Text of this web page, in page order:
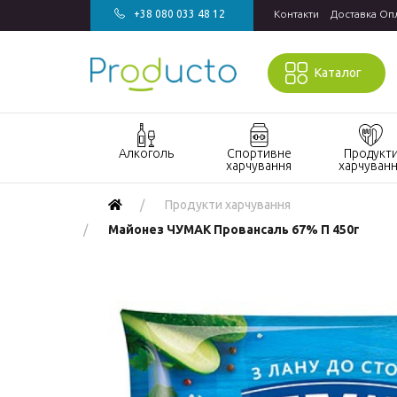
+38 080 033 48 12 Контакти Доставка
Каталог
Алкоголь
Акції алкоголь
Виски
Коньяк і бренді
Вино
Ігристе вино
Спортивне
харчування
харчування
Протеїн
Протеїнові
батончики
Продукти
Продукти
приготування
Макаронні
Продукти харчування
Майонез ЧУМАК Провансаль 67% П 450г